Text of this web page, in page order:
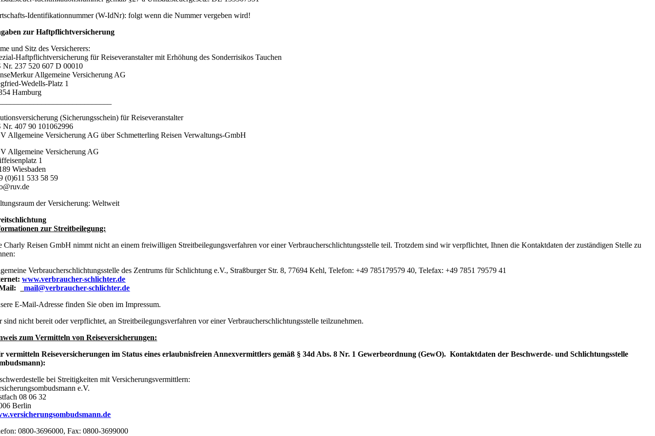
Identifikationnummer (W-IdNr): folgt wenn die Nummer vergeben wird!
zur Haftpflichtversicherung
und Sitz des Versicherers:
Haftpflichtversicherung für Reiseveranstalter mit Erhöhung des Sonderrisikos Tauchen
Nr. 237 520 607 D 00010
Allgemeine Versicherung AG
Wedells-Platz 1
Hamburg
(Sicherungsschein) für Reiseveranstalter
Nr. 407 90 101062996
Allgemeine Versicherung AG über Schmetterling Reisen Verwaltungs-GmbH
Allgemeine Versicherung AG
1
Wiesbaden
(0)611 533 58 59
der Versicherung: Weltweit
zur Streitbeilegung:
Charly Reisen GmbH nimmt nicht an einem freiwilligen Streitbeilegungsverfahren vor einer Verbraucherschlichtungsstelle teil. Trotzdem sind wir verpflichtet, Ihnen die Kontaktdaten der zuständigen Stelle zu
Verbraucherschlichtungsstelle des Zentrums für Schlichtung e.V., Straßburger Str. 8, 77694 Kehl, Telefon: +49 785179579 40, Telefax: +49 7851 79579 41
www.verbraucher-schlichter.de
mail@verbraucher-schlichter.de
E-Mail-Adresse finden Sie oben im Impressum.
sind nicht bereit oder verpflichtet, an Streitbeilegungsverfahren vor einer Verbraucherschlichtungsstelle teilzunehmen.
zum Vermitteln von Reiseversicherungen:
vermitteln Reiseversicherungen im Status eines erlaubnisfreien Annexvermittlers gemäß § 34d Abs. 8 Nr. 1 Gewerbeordnung (GewO). Kontaktdaten der Beschwerde- und Schlichtungsstelle
bei Streitigkeiten mit Versicherungsvermittlern:
e.V.
08 06 32
Berlin
0800-3696000, Fax: 0800-3699000